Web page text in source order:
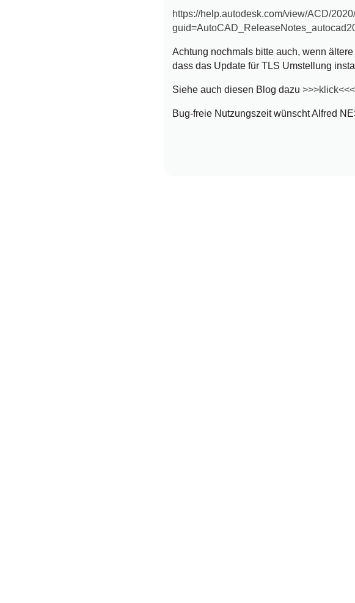
https://help.autodesk.com/view/ACD/
Achtung nochmals bitte auch, wenn
dass das Update für TLS Umstellung
Siehe auch diesen Blog dazu>>>klick<<<
Bug-freie Nutzungszeit wünscht Alfred